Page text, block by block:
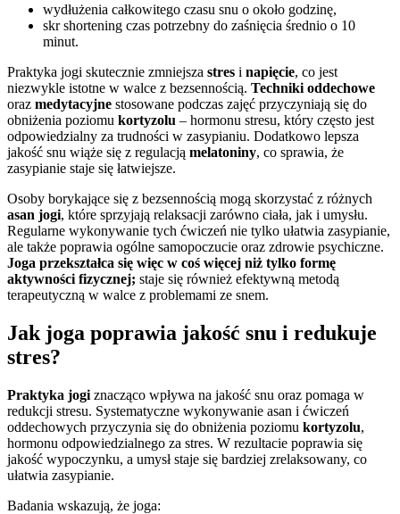
wydłużenia całkowitego czasu snu o około godzinę,
skr shortening czas potrzebny do zaśnięcia średnio o 10
minut.
Praktyka jogi skutecznie zmniejsza stres i napięcie, co jest
niezwykle istotne w walce z bezsennością. Techniki oddechowe
oraz medytacyjne stosowane podczas zajęć przyczyniają się do
obniżenia poziomu kortyzolu – hormonu stresu, który często jest
odpowiedzialny za trudności w zasypianiu. Dodatkowo lepsza
jakość snu wiąże się z regulacją melatoniny, co sprawia, że
zasypianie staje się łatwiejsze.
Osoby borykające się z bezsennością mogą skorzystać z różnych
asan jogi, które sprzyjają relaksacji zarówno ciała, jak i umysłu.
Regularne wykonywanie tych ćwiczeń nie tylko ułatwia zasypianie,
ale także poprawia ogólne samopoczucie oraz zdrowie psychiczne.
Joga przekształca się więc w coś więcej niż tylko formę
aktywności fizycznej; staje się również efektywną metodą
terapeutyczną w walce z problemami ze snem.
Jak joga poprawia jakość snu i redukuje
stres?
Praktyka jogi znacząco wpływa na jakość snu oraz pomaga w
redukcji stresu. Systematyczne wykonywanie asan i ćwiczeń
oddechowych przyczynia się do obniżenia poziomu kortyzolu,
hormonu odpowiedzialnego za stres. W rezultacie poprawia się
jakość wypoczynku, a umysł staje się bardziej zrelaksowany, co
ułatwia zasypianie.
Badania wskazują, że joga: